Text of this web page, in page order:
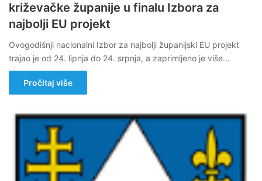
križevačke županije u finalu Izbora za
najbolji EU projekt
Ovogodišnji nacionalni Izbor za najbolji županijski EU projekt
trajao je od 24. lipnja do 24. srpnja, a zaprimljeno je više…
Pročitaj više